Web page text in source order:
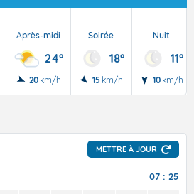
Après-midi
24°
20 km/h
Soirée
18°
15 km/h
Nuit
11°
10 km/h
METTRE À JOUR
07 : 25